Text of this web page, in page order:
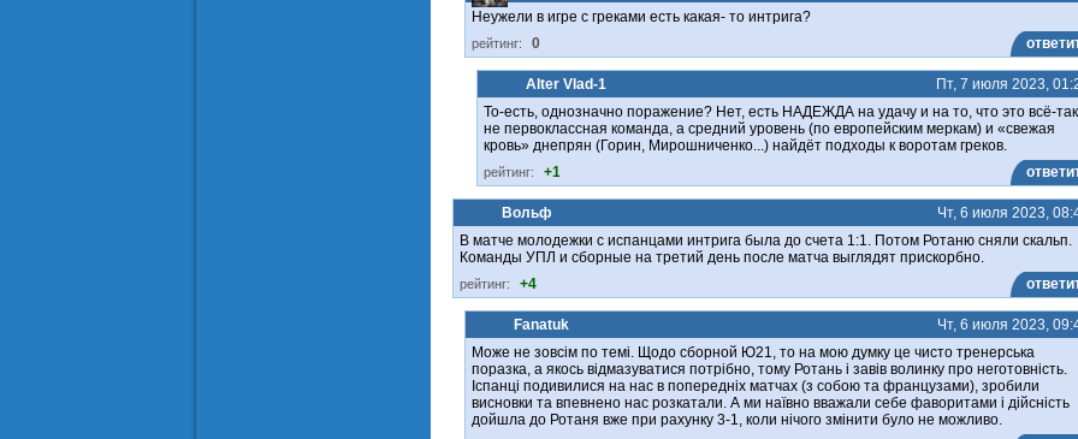
Неужели в игре с греками есть какая- то интрига?
рейтинг: 0
Alter Vlad-1
Пт, 7 июля 2023,
То-есть, однозначно поражение? Нет, есть НАДЕЖДА на удачу и на то, что это всё-
не первоклассная команда, а средний уровень (по европейским меркам) и «свежая
кровь» днепрян (Горин, Мирошниченко...) найдёт подходы к воротам греков.
рейтинг: +1
Вольф
Чт, 6 июля 2023,
В матче молодежки с испанцами интрига была до счета 1:1. Потом Ротаню сняли скальп.
Команды УПЛ и сборные на третий день после матча выглядят прискорбно.
рейтинг: +4
Fanatuk
Чт, 6 июля 2023,
Може не зовсім по темі. Щодо сборной Ю21, то на мою думку це чисто тренерська
поразка, а якось відмазуватися потрібно, тому Ротань і завів волинку про неготовність.
Іспанці подивилися на нас в попередніх матчах (з собою та французами), зробили
висновки та впевнено нас розкатали. А ми наївно вважали себе фаворитами і дійсність
дойшла до Ротаня вже при рахунку 3-1, коли нічого змінити було не можливо.